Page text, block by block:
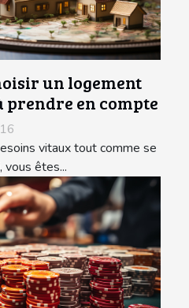
un logement
en compte
vitaux tout comme se
vous êtes...